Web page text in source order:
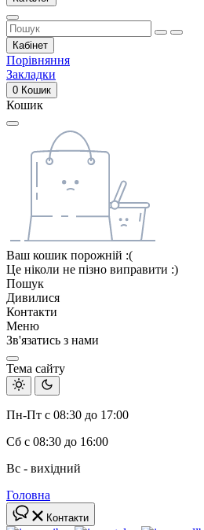
Кабінет
Порівняння
Закладки
0 Кошик
Кошик
Ваш кошик порожній :(
Це ніколи не пізно виправити :)
Пошук
Дивилися
Контакти
Меню
Зв'язатись з нами
Тема сайту
Пн-Пт с 08:30 до 17:00
Сб с 08:30 до 16:00
Вс - вихідний
Головна
Контакти